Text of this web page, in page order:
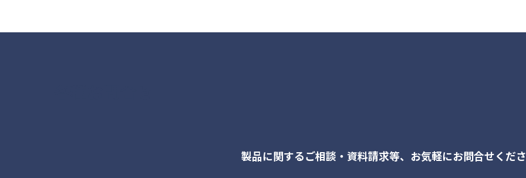
製品に関するご相談・資料請求等、 お気軽にお問合せくだ